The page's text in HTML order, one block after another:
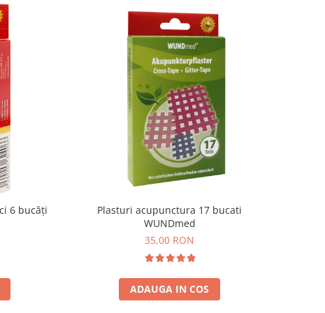
6 bucăți
Plasturi acupunctura 17 bucati
WUNDmed
35,00 RON
ADAUGA IN COS